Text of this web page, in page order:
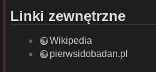
Linki zewnętrzne
Wikipedia
pierwsidobadan.pl